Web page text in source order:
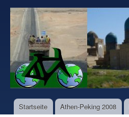
www.world-
bike-
tours.com
Hauptmenü
Startseite Athen-Peking 2008